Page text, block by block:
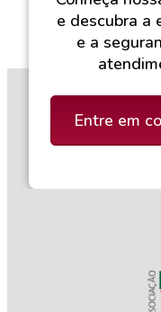
e descubra a
e a
Entre em